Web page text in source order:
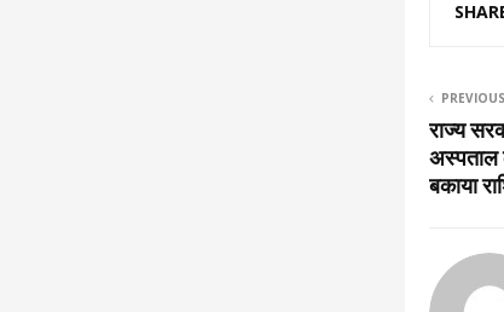
राज्य
अस्पताल
बकाया